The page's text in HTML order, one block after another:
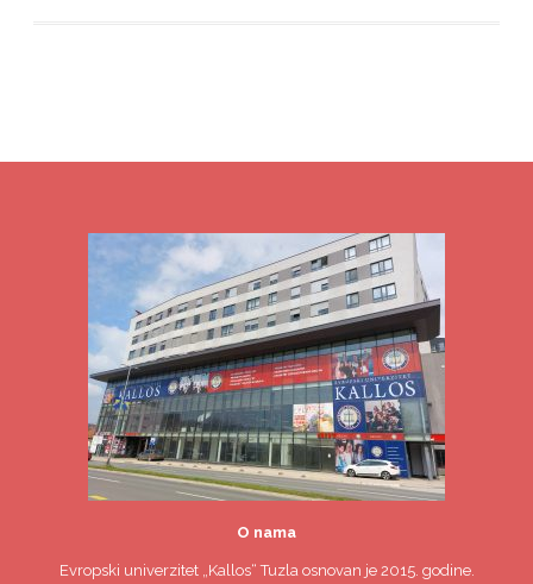
O nama
Evropski univerzitet„Kallos“ Tuzla osnovan je 2015. godine.